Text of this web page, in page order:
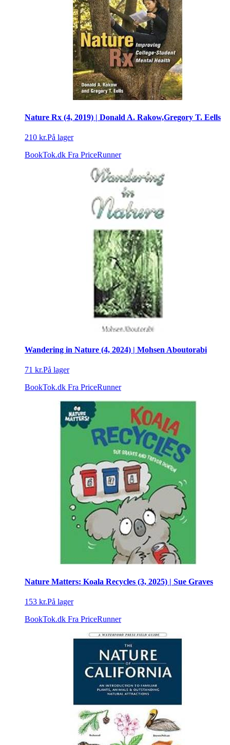
Nature Rx (4, 2019) | Donald A. Rakow,Gregory T. Eells
210 kr.På lager
BookTok.dk Fra PriceRunner
Wandering in Nature (4, 2024) | Mohsen Aboutorabi
71 kr.På lager
BookTok.dk Fra PriceRunner
Nature Matters: Koala Recycles (3, 2025) | Sue Graves
153 kr.På lager
BookTok.dk Fra PriceRunner